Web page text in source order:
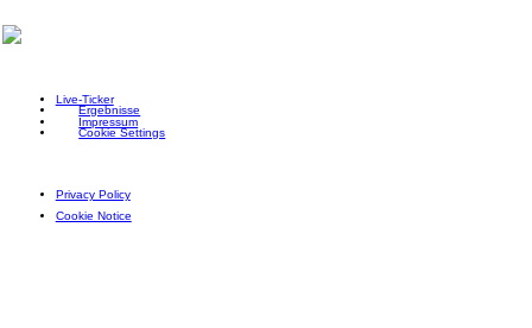
Live-Ticker
Ergebnisse
Impressum
Cookie Settings
Privacy Policy
Cookie Notice